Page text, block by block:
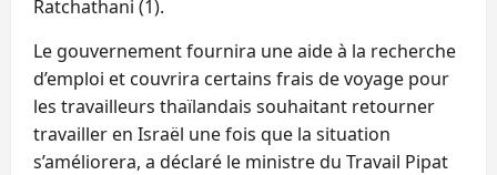
Ratchathani (1).
Le gouvernement fournira une aide à la recherche
d’emploi et couvrira certains frais de voyage pour
les travailleurs thaïlandais souhaitant retourner
travailler en Israël une fois que la situation
s’améliorera, a déclaré le ministre du Travail Pipat